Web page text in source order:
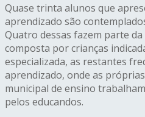
Quase trinta alunos que
aprendizado são
Quatro dessas fazem parte da
composta por crianças
especializada, as restantes
aprendizado, onde as
municipal de ensino
pelos educandos.